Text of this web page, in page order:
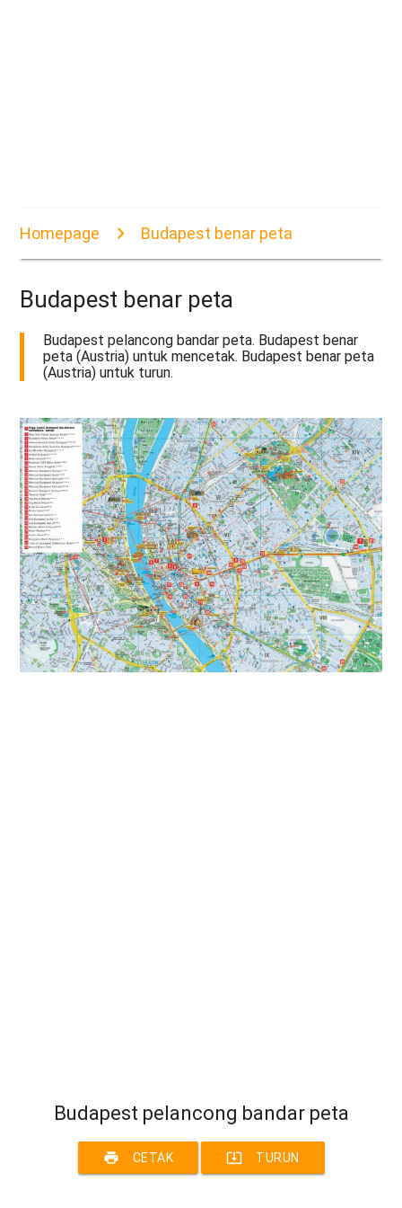
Homepage Budapest benar peta
Budapest benar peta
Budapest pelancong bandar peta. Budapest benar
peta (Austria) untuk mencetak. Budapest benar peta
(Austria) untuk turun.
Budapest pelancong bandar peta
print CETAK system_update_alt TURUN